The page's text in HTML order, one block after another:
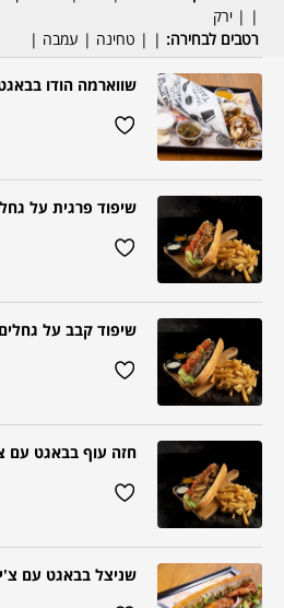
| | ירק
רטבים לבחירה: | | טחינה | עמבה |
שווארמה הודו
שיפוד פרגית על
שיפוד קבב על
חזה עוף בבאגט עם
שניצל בבאגט עם